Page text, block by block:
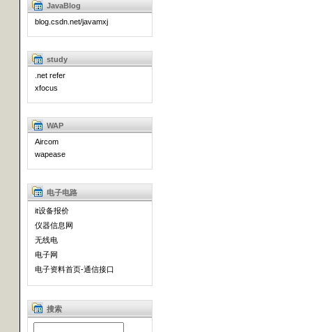
JavaBlog
blog.csdn.net/javamxj
study
.net refer
xfocus
WAP
Aircom
wapease
电子电路
it设备报价
仪器信息网
无线电
电子网
电子资料首页-通信接口
搜索